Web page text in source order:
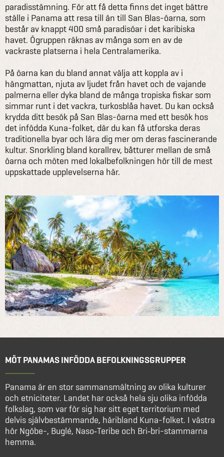
paradisstämning. För att få detta finns det inget bättre
ställe i Panama att resa till än till San Blas-öarna, som
består av knappt 400 små paradisöar i det karibiska
havet. Ögruppen räknas av många som en av de
vackraste platserna i hela Centralamerika.
På öarna kan du bland annat välja att koppla av i
hängmattan, njuta av ljudet från havet och de vajande
palmerna eller dyka bland de många tropiska fiskar som
simmar runt i det vackra, turkosblåa havet. Du kan också
krydda ditt besök på San Blas-öarna med ett besök hos
det infödda Kuna-folket, där du kan få utforska deras
traditionella byar och lära dig mer om deras fascinerande
kultur. Snorkling bland korallrev, båtturer mellan de små
öarna och möten med lokalbefolkningen hör till de mest
uppskattade upplevelserna här.
MÖT PANAMAS INFÖDDA BEFOLKNINGSGRUPPER
Panama är en stor sammansmältning av olika kulturer
och etniciteter. Landet har också hela sju olika infödda
folkslag, som var för sig har sitt eget territorium med
delvis självbestämmande, häribland Kuna-folket. I västra
hör Ngöbe-, Buglé, Naso‐Teribe och Bri‐bri-stammarna
hemma.